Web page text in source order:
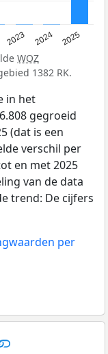
2023 2024 2025
WOZ
1382 RK.
in het
gegroeid
(dat is een
verschil per
en met 2025
van de data
trend: De cijfers
per